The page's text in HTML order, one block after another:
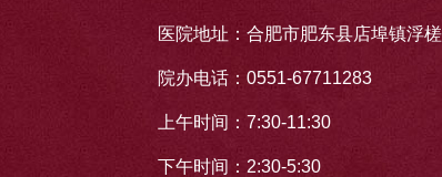
医院地址：合肥市肥东县店埠镇浮
院办电话：0551-67711283
上午时间：7:30-11:30
下午时间：2:30-5:30